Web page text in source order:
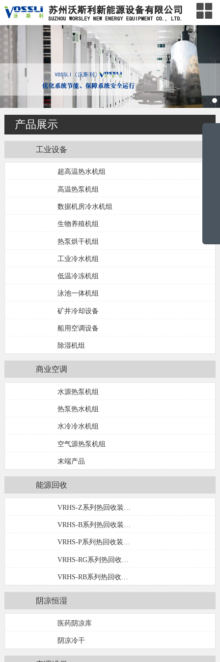
网站首页
公司简介
产品展示
工业设备
超高温热水机组
高温热泵机组
数据机房冷水机组
生物养殖机组
热泵烘干机组
工业冷水机组
低温冷冻机组
泳池一体机组
矿井冷却设备
船用空调设备
除湿机组
商业空调
水源热泵机组
热泵热水机组
水冷冷水机组
空气源热泵机组
末端产品
能源回收
VRHS-Z系列热回收装…
VRHS-B系列热回收装…
VRHS-P系列热回收装…
VRHS-RG系列热回收…
VRHS-RB系列热回收…
阴凉恒湿
医药阴凉库
阴凉冷干